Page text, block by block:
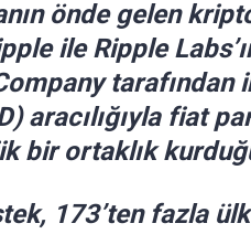
önde gelen
ile Ripple
tarafından
aracılığıyla fiat
bir ortaklık
173’ten fazla